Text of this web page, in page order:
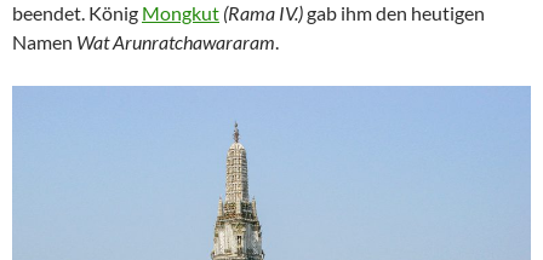
beendet. König Mongkut (Rama IV.)gab ihm den heutigen
Namen Wat Arunratchawararam.